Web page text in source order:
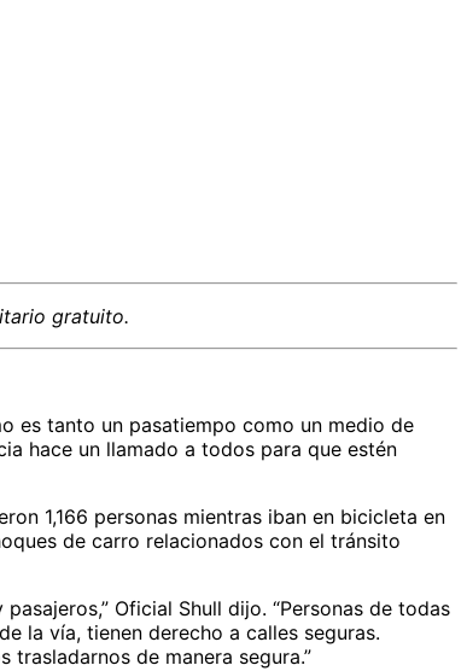
gratuito.
es tanto un pasatiempo como un medio de
hace un llamado a todos para que estén
1,166 personas mientras iban en bicicleta en
de carro relacionados con el tránsito
Oficial Shull dijo. “Personas de todas
la vía, tienen derecho a calles seguras.
de manera segura.”